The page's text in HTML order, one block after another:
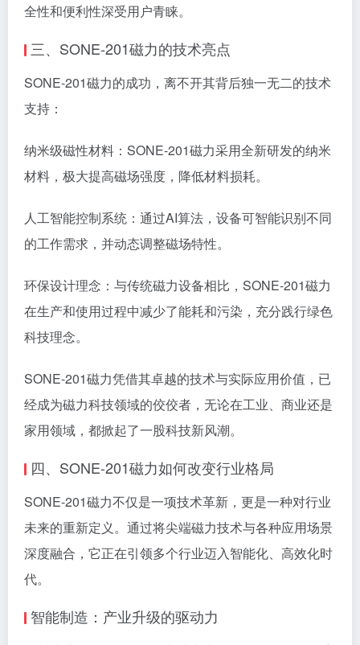
全性和便利性深受用户青睐。
三、SONE-201磁力的技术亮点
SONE-201磁力的成功，离不开其背后独一无二的技术
支持：
纳米级磁性材料：SONE-201磁力采用全新研发的纳米
材料，极大提高磁场强度，降低材料损耗。
人工智能控制系统：通过AI算法，设备可智能识别不同
的工作需求，并动态调整磁场特性。
环保设计理念：与传统磁力设备相比，SONE-201磁力
在生产和使用过程中减少了能耗和污染，充分践行绿色
科技理念。
SONE-201磁力凭借其卓越的技术与实际应用价值，已
经成为磁力科技领域的佼佼者，无论在工业、商业还是
家用领域，都掀起了一股科技新风潮。
四、SONE-201磁力如何改变行业格局
SONE-201磁力不仅是一项技术革新，更是一种对行业
未来的重新定义。通过将尖端磁力技术与各种应用场景
深度融合，它正在引领多个行业迈入智能化、高效化时
代。
智能制造：产业升级的驱动力